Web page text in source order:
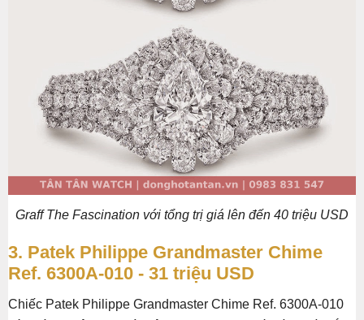
Graff The Fascination với tổng trị giá lên đến 40 triệu USD
3. Patek Philippe Grandmaster Chime
Ref. 6300A-010 - 31 triệu USD
Chiếc Patek Philippe Grandmaster Chime Ref. 6300A-010